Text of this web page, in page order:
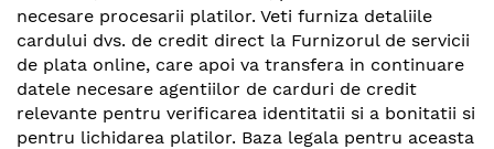
necesare procesarii platilor. Veti furniza detaliile
cardului dvs. de credit direct la Furnizorul de servicii
de plata online, care apoi va transfera in continuare
datele necesare agentiilor de carduri de credit
relevante pentru verificarea identitatii si a bonitatii si
pentru lichidarea platilor. Baza legala pentru aceasta